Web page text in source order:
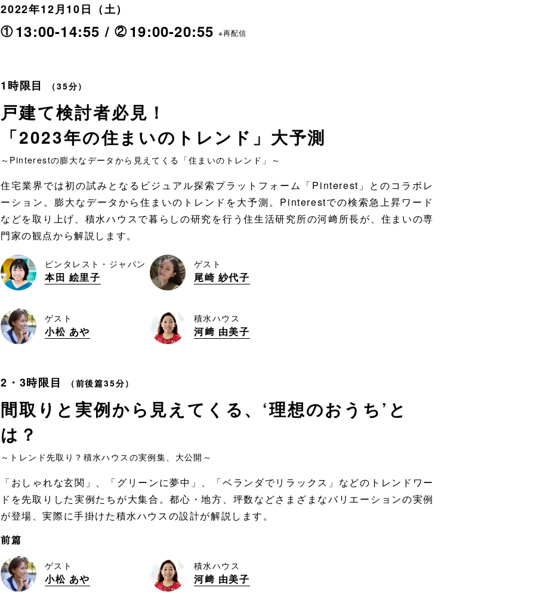
2022年12月10日（土）
①13:00-14:55 /②19:00-20:55 ※再配信
1時限目 （35分）
戸建て検討者必見！
「2023年の住まいのトレンド」 大予測
～Pinterestの膨大なデータから見えてくる「住まいのトレンド」～
住宅業界では初の試みとなるビジュアル探索プラットフォーム「Pinterest」とのコラボレ
ーション。膨大なデータから住まいのトレンドを大予測。Pinterestでの検索急上昇ワード
などを取り上げ、積水ハウスで暮らしの研究を行う住生活研究所の河﨑所長が、住まいの専
門家の観点から解説します。
ピンタレスト・ジャパン
本田 絵里子
ゲスト
尾崎 紗代子
ゲスト
小松 あや
積水ハウス
河﨑 由美子
2・3時限目 （前後篇35分）
間取りと実例から見えてくる、 ‘理想のおうち’と
は？
～トレンド先取り？積水ハウスの実例集、大公開～
「おしゃれな玄関」、「グリーンに夢中」、「ベランダでリラックス」などのトレンドワー
ドを先取りした実例たちが大集合。都心・地方、坪数などさまざまなバリエーションの実例
が登場、実際に手掛けた積水ハウスの設計が解説します。
前篇
ゲスト
小松 あや
積水ハウス
河﨑 由美子